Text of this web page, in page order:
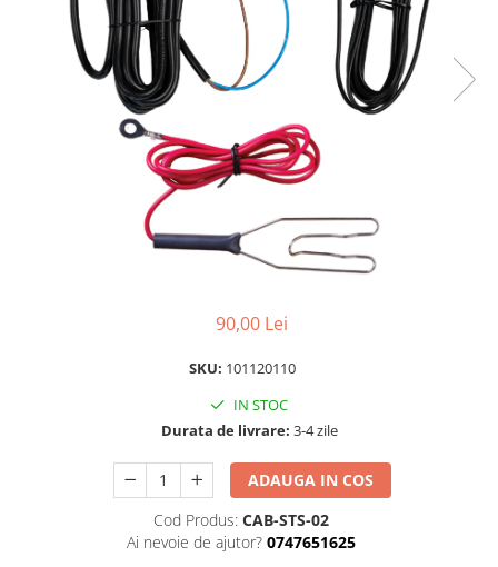
Izolatori cu filet metric
Izolatori pentru colț
Izolatori pentru poartǎ
Izolatori Speciali
Izolatori pentru sistem T-POST
Pachete Gard electric
Gard electric pentru Animale
Gard electric pentru Cai, Câini,
Pachete cu Impulsator + Panou +
Accesorii gard Electric
Alimentator Gard Electric
Cabluri Auxiliare
90,00 Lei
SKU: 101120110
IN STOC
Durata de livrare: 3-4 zile
ADAUGA IN COS
Cod Produs: CAB-STS-02
Ai nevoie de ajutor? 0747651625